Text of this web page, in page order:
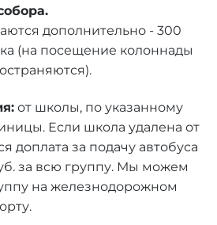
дополнительно - 300
(на посещение колоннады
от школы, по указанному
Если школа удалена от
доплата за подачу автобуса
за всю группу. Мы можем
на железнодорожном